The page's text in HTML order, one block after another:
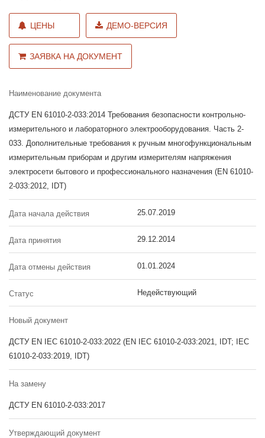
ЦЕНЫ ДЕМО-ВЕРСИЯ
ЗАЯВКА НА ДОКУМЕНТ
Наименование документа
ДСТУ EN 61010-2-033:2014 Требования безопасности контрольно-
измерительного и лабораторного электрооборудования. Часть 2-
033. Дополнительные требования к ручным многофункциональным
измерительным приборам и другим измерителям напряжения
электросети бытового и профессионального назначения (EN 61010-
2-033:2012, IDT)
Дата начала действия 25.07.2019
Дата принятия 29.12.2014
Дата отмены действия 01.01.2024
Статус Недействующий
Новый документ
ДСТУ EN IEC 61010-2-033:2022 (EN IEC 61010-2-033:2021, IDT; IEC
61010-2-033:2019, IDT)
На замену
ДСТУ EN 61010-2-033:2017
Утверждающий документ